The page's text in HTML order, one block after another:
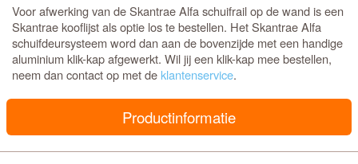
Voor afwerking van de Skantrae Alfa schuifrail op de wand is een
Skantrae kooflijst als optie los te bestellen. Het Skantrae Alfa
schuifdeursysteem word dan aan de bovenzijde met een handige
aluminium klik-kap afgewerkt. Wil jij een klik-kap mee bestellen,
neem dan contact op met deklantenservice.
Productinformatie